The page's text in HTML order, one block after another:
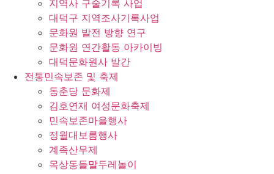
지역사 구술기록 사업
대덕구 지역조사기록사업
문화원 발전 방향 연구
문화원 연간활동 아카이빙
대덕문화원사 발간
전통민속보존 및 축제
동춘당 문화제
김호연재 여성문화축제
민속보존마을행사
정월대보름행사
계족산무제
목상동들말두레놀이